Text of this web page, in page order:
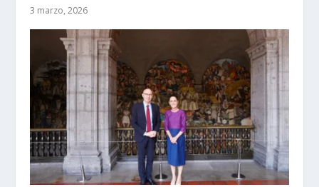
3 marzo, 2026